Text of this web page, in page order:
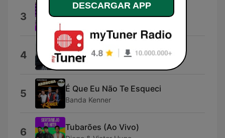
3 Praga (Ao Vivo)
4 Vida
Zé Neto & Cristiano
5 É Que Eu Não Te Esqueci
Banda Kenner
6 Tubarões (Ao Vivo)
DESCARGAR APP